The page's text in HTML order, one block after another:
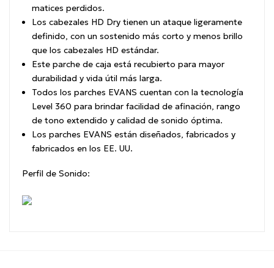
matices perdidos.
Los cabezales HD Dry tienen un ataque ligeramente
definido, con un sostenido más corto y menos brillo
que los cabezales HD estándar.
Este parche de caja está recubierto para mayor
durabilidad y vida útil más larga.
Todos los parches EVANS cuentan con la tecnología
Level 360 para brindar facilidad de afinación, rango
de tono extendido y calidad de sonido óptima.
Los parches EVANS están diseñados, fabricados y
fabricados en los EE. UU.
Perfil de Sonido: